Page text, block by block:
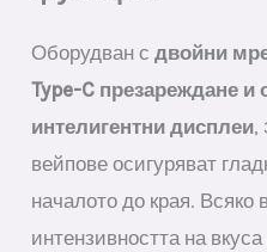
Оборудван сдвойни
Type-C презареждане и
интелигентни дисплеи,
вейпове осигуряват
началото до края. Всяко
интензивността на